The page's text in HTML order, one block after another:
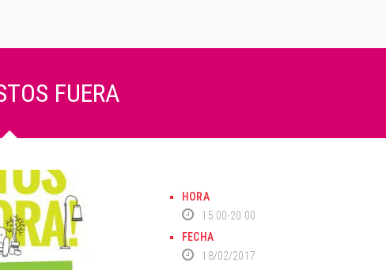
FUERA
HORA
15:00-20:00
FECHA
18/02/2017